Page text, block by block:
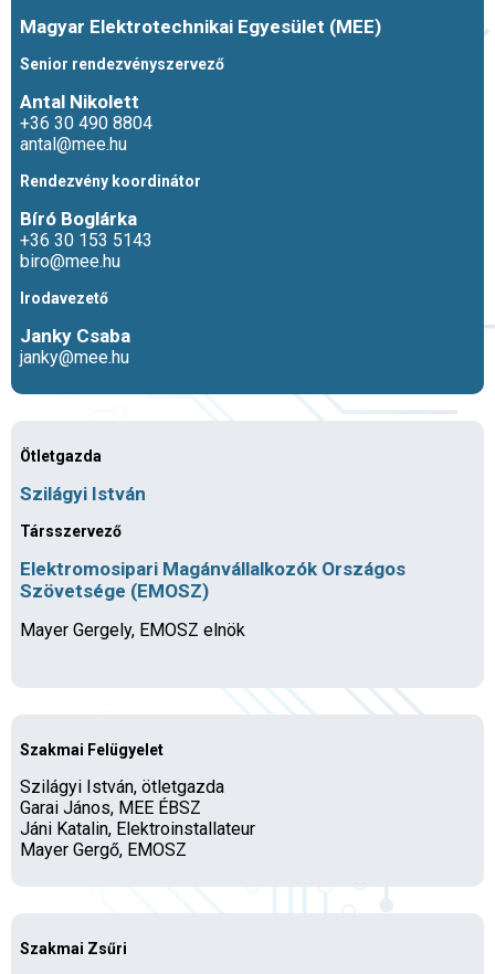
Magyar Elektrotechnikai Egyesület (MEE)
Senior rendezvényszervező
Antal Nikolett
+36 30 490 8804
antal@mee.hu
Rendezvény koordinátor
Bíró Boglárka
+36 30 153 5143
biro@mee.hu
Irodavezető
Janky Csaba
janky@mee.hu
Ötletgazda
Szilágyi István
Társszervező
Elektromosipari Magánvállalkozók Országos
Szövetsége (EMOSZ)
Mayer Gergely, EMOSZ elnök
Szakmai Felügyelet
Szilágyi István, ötletgazda
Garai János, MEE ÉBSZ
Jáni Katalin, Elektroinstallateur
Mayer Gergő, EMOSZ
Szakmai Zsűri